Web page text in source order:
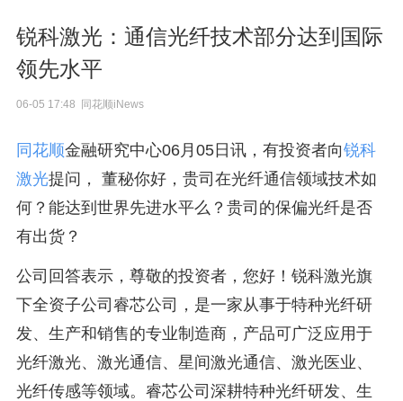
锐科激光：通信光纤技术部分达到国际
领先水平
06-05 17:48 同花顺iNews
同花顺金融研究中心06月05日讯，有投资者向锐科
激光提问， 董秘你好，贵司在光纤通信领域技术如
何？能达到世界先进水平么？贵司的保偏光纤是否
有出货？
公司回答表示，尊敬的投资者，您好！锐科激光旗
下全资子公司睿芯公司，是一家从事于特种光纤研
发、生产和销售的专业制造商，产品可广泛应用于
光纤激光、激光通信、星间激光通信、激光医业、
光纤传感等领域。睿芯公司深耕特种光纤研发、生